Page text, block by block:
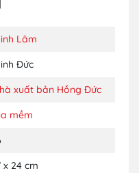
Lâm
Đức
xuất bản Hồng Đức
mềm
x 24 cm